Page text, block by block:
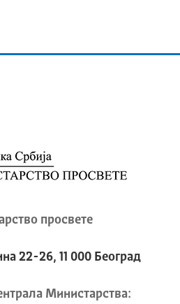
просвете
22-26, 11 000 Београд
Mинистарства: